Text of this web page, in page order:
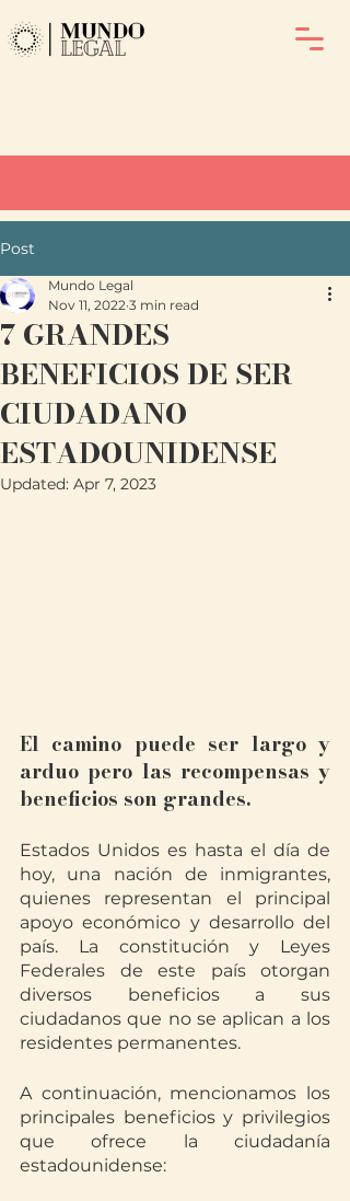
Post
7 GRANDES
BENEFICIOS DE SER
CIUDADANO
ESTADOUNIDENSE
Mundo Legal
Nov 11, 2022 3 min read
Updated: Apr 7, 2023
El camino puede ser largo y
arduo pero las recompensas y
beneficios son grandes.
Estados Unidos es hasta el día de
hoy, una nación de inmigrantes,
quienes representan el principal
apoyo económico y desarrollo del
país. La constitución y Leyes
Federales de este país otorgan
diversos beneficios a sus
ciudadanos que no se aplican a los
residentes permanentes.
A continuación, mencionamos los
principales beneficios y privilegios
que ofrece la ciudadanía
estadounidense: